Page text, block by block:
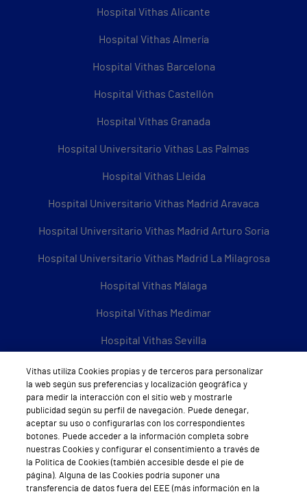
Hospital Vithas Alicante
Hospital Vithas Almería
Hospital Vithas Barcelona
Hospital Vithas Castellón
Hospital Vithas Granada
Hospital Universitario Vithas Las Palmas
Hospital Vithas Lleida
Hospital Universitario Vithas Madrid Aravaca
Hospital Universitario Vithas Madrid Arturo Soria
Hospital Universitario Vithas Madrid La Milagrosa
Hospital Vithas Málaga
Hospital Vithas Medimar
Hospital Vithas Sevilla
Hospital Vithas Tenerife
Hospital Vithas Valencia 9 de Octubre
Hospital Vithas Valencia Consuelo
Hospital Vithas Vigo
Hospital Vithas Valencia Turia
Vithas utiliza Cookies propias y de terceros para personalizar
la web según sus preferencias y localización geográfica y
para medir la interacción con el sitio web y mostrarle
publicidad según su perfil de navegación. Puede denegar,
aceptar su uso o configurarlas con los correspondientes
botones. Puede acceder a la información completa sobre
nuestras Cookies y configurar el consentimiento a través de
la Política de Cookies (también accesible desde el pie de
página). Alguna de las Cookies podría suponer una
transferencia de datos fuera del EEE (más información en la